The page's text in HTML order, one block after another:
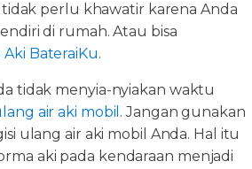
tidak perlu khawatir karena Anda
di rumah. Atau bisa
Aki BateraiKu.
tidak menyia-nyiakan waktu
air aki mobil . Jangan gunakan
ulang air aki mobil Anda. Hal itu
aki pada kendaraan menjadi